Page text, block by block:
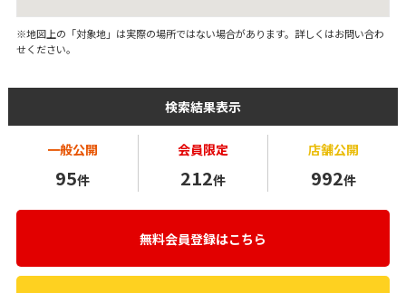
※地図上の「対象地」は実際の場所ではない場合があります。詳しくはお問い合わ
せください。
検索結果表示
一般公開
95件
会員限定
212件
店舗公開
992件
無料会員登録はこちら